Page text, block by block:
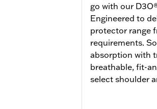
go with our
Engineered to
protector range
requirements.
absorption with
breathable, fit-
select shoulder